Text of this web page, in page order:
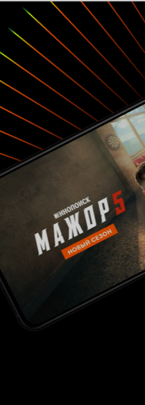
женщина-кремень-гений
а в итоге надломленная,
носа не увидела, пока не ткнули. В-
игра актеров средняя,
пафосные фразы, совсем
русским лицам. Так что никак не получаются у
нас подобные фильмы,
американский продукт
естественнее. 5 из 10